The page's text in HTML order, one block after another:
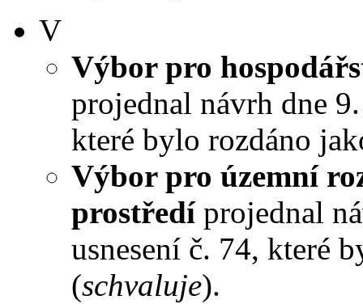
V
Výbor pro
projednal návrh dne
které bylo rozdáno
Výbor pro územní
prostředíprojednal
usnesení č. 74, které
(schvaluje).